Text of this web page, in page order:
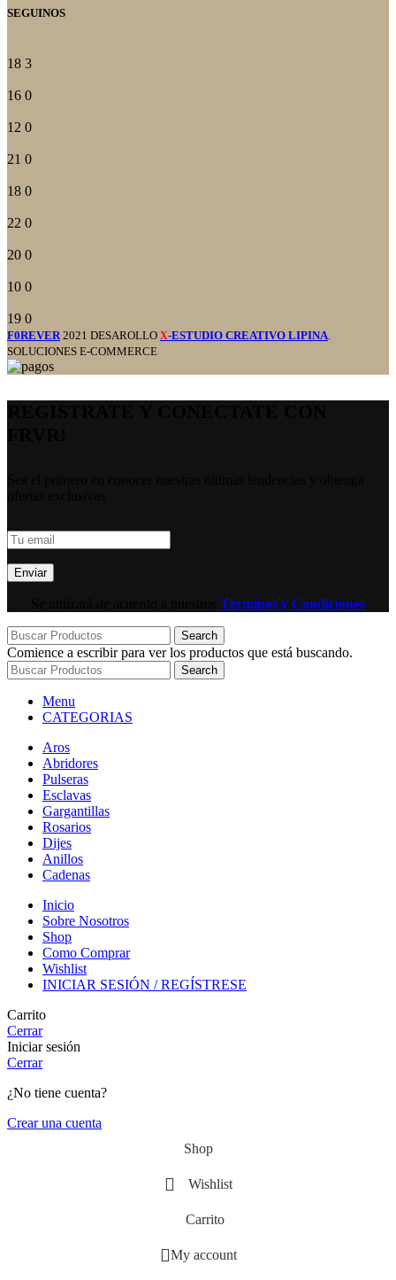
SEGUINOS
18 3
16 0
12 0
21 0
18 0
22 0
20 0
10 0
19 0
F0REVER 2021 DESAROLLO X-ESTUDIO CREATIVO LIPINA
SOLUCIONES E-COMMERCE
Términos y Condiciones
Search
Comience a escribir para ver los productos que está buscando.
Search
Menu
CATEGORIAS
Aros
Abridores
Pulseras
Esclavas
Gargantillas
Rosarios
Dijes
Anillos
Cadenas
Inicio
Sobre Nosotros
Shop
Como Comprar
Wishlist
INICIAR SESIÓN / REGÍSTRESE
Carrito
Cerrar
Iniciar sesión
Cerrar
¿No tiene cuenta?
Crear una cuenta
Shop
Wishlist
Carrito
My account